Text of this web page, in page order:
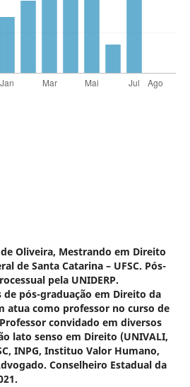
Oliveira, Mestrando em Direito
de Santa Catarina – UFSC. Pós-
pela UNIDERP.
de pós-graduação em Direito da
atua como professor no curso de
convidado em diversos
lato senso em Direito (UNIVALI,
INPG, Instituo Valor Humano,
Conselheiro Estadual da